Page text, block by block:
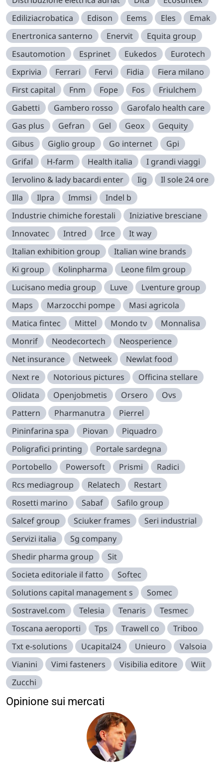
Ediliziacrobatica
Edison Eems Eles
Emak
Enertronica santerno
Enervit
Equita group
Esautomotion
Esprinet Eukedos
Eurotech
Exprivia
Ferrari Fervi Fidia
Fiera milano
First capital
Fnm Fope Fos
Friulchem
Gabetti
Gambero rosso
Garofalo health care
Gas plus
Gefran Gel Geox
Gequity
Gibus
Giglio group Go internet
Gpi
Grifal
H-farm Health italia
I grandi viaggi
Iervolino & lady bacardi enter
Iig
Il sole 24 ore
Illa
Ilpra Immsi
Indel b
Industrie chimiche forestali
Iniziative bresciane
Innovatec
Intred Irce
It way
Italian exhibition group
Italian wine brands
Ki group
Kolinpharma
Leone film group
Lucisano media group
Luve
Lventure group
Maps
Marzocchi pompe
Masi agricola
Matica fintec
Mittel Mondo tv
Monnalisa
Monrif
Neodecortech
Neosperience
Net insurance
Netweek
Newlat food
Next re
Notorious pictures
Officina stellare
Olidata
Openjobmetis Orsero
Ovs
Pattern
Pharmanutra
Pierrel
Pininfarina spa
Piovan
Piquadro
Poligrafici printing
Portale sardegna
Portobello
Powersoft Prismi
Radici
Rcs mediagroup
Relatech
Restart
Rosetti marino
Sabaf
Safilo group
Salcef group
Sciuker frames
Seri industrial
Servizi italia
Sg company
Shedir pharma group
Sit
Societa editoriale il fatto
Softec
Solutions capital management s
Somec
Sostravel.com
Telesia Tenaris
Tesmec
Toscana aeroporti
Tps Trawell co
Triboo
Txt e-solutions
Ucapital24 Unieuro
Valsoia
Vianini
Vimi fasteners Visibilia editore
Wiit
Zucchi
Opinione sui mercati